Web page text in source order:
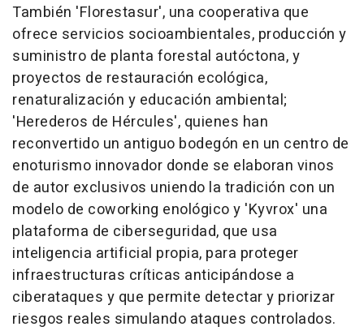
También 'Florestasur', una cooperativa que
ofrece servicios socioambientales, producción y
suministro de planta forestal autóctona, y
proyectos de restauración ecológica,
renaturalización y educación ambiental;
'Herederos de Hércules', quienes han
reconvertido un antiguo bodegón en un centro de
enoturismo innovador donde se elaboran vinos
de autor exclusivos uniendo la tradición con un
modelo de coworking enológico y 'Kyvrox' una
plataforma de ciberseguridad, que usa
inteligencia artificial propia, para proteger
infraestructuras críticas anticipándose a
ciberataques y que permite detectar y priorizar
riesgos reales simulando ataques controlados.